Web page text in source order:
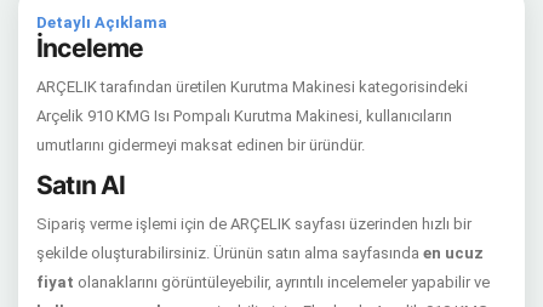
Detaylı Açıklama
İnceleme
ARÇELIK tarafından üretilen Kurutma Makinesi kategorisindeki
Arçelik 910 KMG Isı Pompalı Kurutma Makinesi, kullanıcıların
umutlarını gidermeyi maksat edinen bir üründür.
Satın Al
Sipariş verme işlemi için de ARÇELIK sayfası üzerinden hızlı bir
şekilde oluşturabilirsiniz. Ürünün satın alma sayfasında en ucuz
fiyat olanaklarını görüntüleyebilir, ayrıntılı incelemeler yapabilir ve